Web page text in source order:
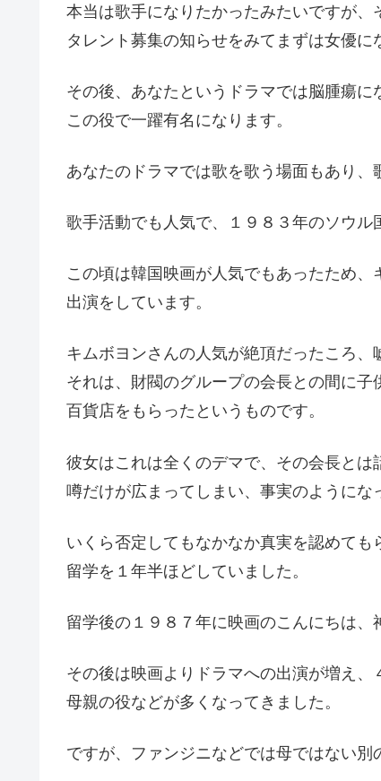
本当は歌手になりたかったみたいですが、
タレント募集の知らせをみてまずは女優に
その後、あなたというドラマでは脳腫瘍に
この役で一躍有名になります。
あなたのドラマでは歌を歌う場面もあり、
歌手活動でも人気で、１９８３年のソウル
この頃は韓国映画が人気でもあったため
出演をしています。
キムボヨンさんの人気が絶頂だったころ、
それは、財閥のグループの会長との間に子
百貨店をもらったというものです。
彼女はこれは全くのデマで、その会長とは
噂だけが広まってしまい、事実のようにな
いくら否定してもなかなか真実を認めて
留学を１年半ほどしていました。
留学後の１９８７年に映画のこんにちは、
その後は映画よりドラマへの出演が増え、
母親の役などが多くなってきました。
ですが、ファンジニなどでは母ではない別